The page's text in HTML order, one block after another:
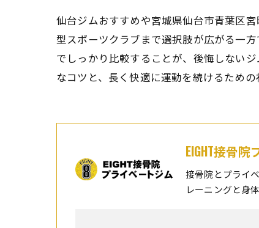
仙台ジムおすすめや宮城県仙台市青葉区
型スポーツクラブまで選択肢が広がる一
でしっかり比較することが、後悔しない
なコツと、長く快適に運動を続けるため
EIGHT接骨
接骨院とプライ
レーニングと身